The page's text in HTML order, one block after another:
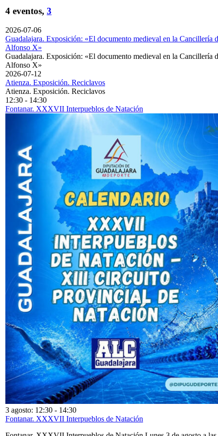
4 eventos, 3
2026-07-06
Guadalajara. Exposición: «El documento medieval en la Cancillería
Alfonso X»
Guadalajara. Exposición: «El documento medieval en la Cancillería
Alfonso X»
2026-07-12
Atienza. Exposición. Reciclavos
Atienza. Exposición. Reciclavos
12:30 - 14:30
Fontanar. XXXVII Interpueblos de Natación
3 agosto: 12:30 - 14:30
Fontanar. XXXVII Interpueblos de Natación